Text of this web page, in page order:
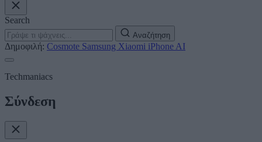
Search
Αναζήτηση
Δημοφιλή: Cosmote Samsung Xiaomi iPhone AI
Techmaniacs
Σύνδεση